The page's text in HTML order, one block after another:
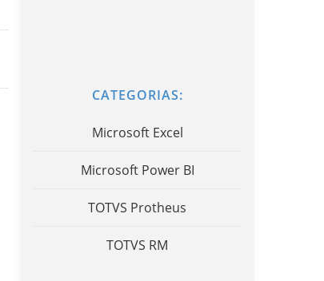
CATEGORIAS:
Microsoft Excel
Microsoft Power BI
TOTVS Protheus
TOTVS RM